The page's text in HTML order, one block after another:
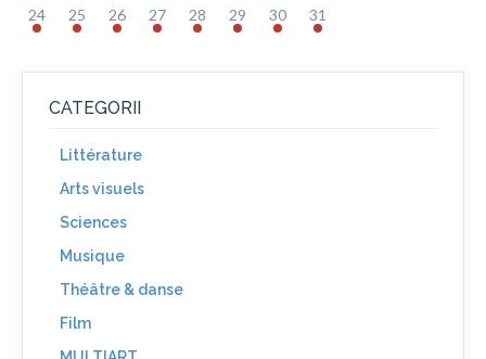
24 25 26 27 28 29 30 31
CATEGORII
Littérature
Arts visuels
Sciences
Musique
Théâtre & danse
Film